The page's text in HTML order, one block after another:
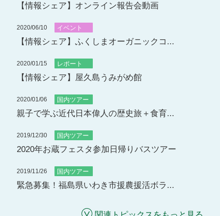
【情報シェア】オンライン報告会動画
2020/06/10 イベント
【情報シェア】ふくしまオーガニックコ...
2020/01/15 レポート
【情報シェア】屋久島うみがめ館
2020/01/06 国内ツアー
親子で学ぶ近代日本偉人の歴史旅＋食育...
2019/12/30 国内ツアー
2020年お蔵フェスタ参加日帰りバスツアー
2019/11/26 国内ツアー
緊急募集！福島県いわき市援農援活ボラ...